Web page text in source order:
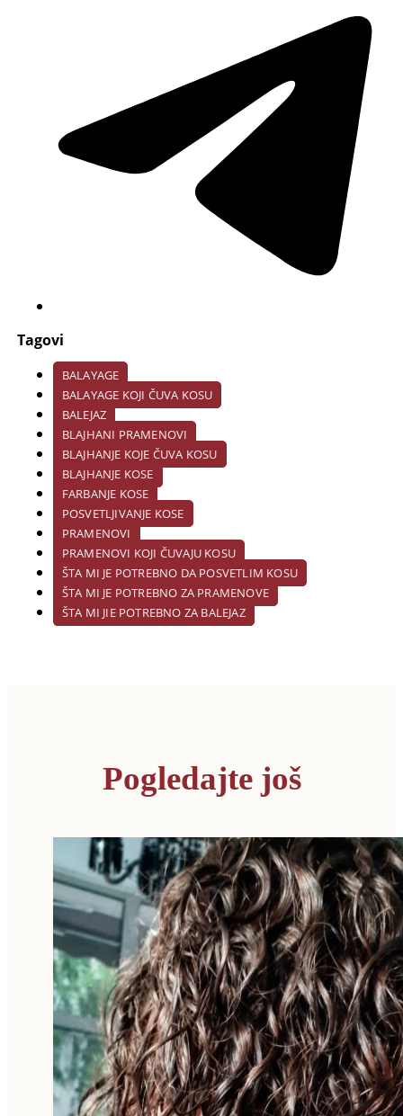
Tagovi
BALAYAGE
BALAYAGE KOJI ČUVA KOSU
BALEJAZ
BLAJHANI PRAMENOVI
BLAJHANJE KOJE ČUVA KOSU
BLAJHANJE KOSE
FARBANJE KOSE
POSVETLJIVANJE KOSE
PRAMENOVI
PRAMENOVI KOJI ČUVAJU KOSU
ŠTA MI JE POTREBNO DA POSVETLIM KOSU
ŠTA MI JE POTREBNO ZA PRAMENOVE
ŠTA MI JIE POTREBNO ZA BALEJAZ
Pogledajte još